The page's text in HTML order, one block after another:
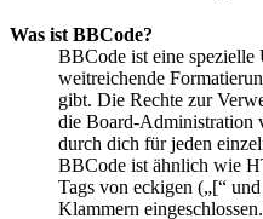
Was ist BBCode?
BBCode ist eine
weitreichende
gibt. Die Rechte zur
die Board-Administration
durch dich für jeden
BBCode ist ähnlich wie
Tags von eckigen („[“
Klammern